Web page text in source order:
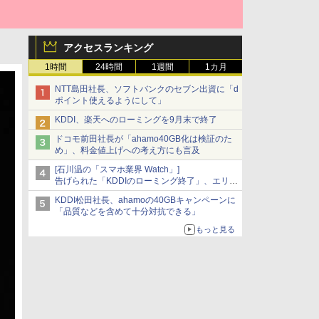
アクセスランキング
1時間 24時間 1週間 1カ月
NTT島田社長、ソフトバンクのセブン出資に「d
ポイント使えるようにして」
KDDI、楽天へのローミングを9月末で終了
ドコモ前田社長が「ahamo40GB化は検証のた
め」、料金値上げへの考え方にも言及
[石川温の「スマホ業界 Watch」]
告げられた「KDDIのローミング終了」、エリア
マップの落とし穴と楽天モバイルの課題
KDDI松田社長、ahamoの40GBキャンペーンに
「品質などを含めて十分対抗できる」
もっと見る